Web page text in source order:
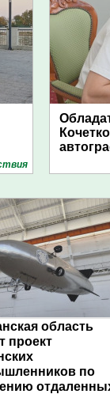
область
проект
по